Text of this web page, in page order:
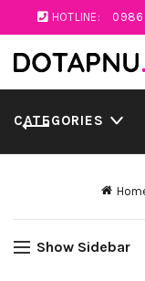
HOTLINE:
CATEGORIES
Show Sidebar